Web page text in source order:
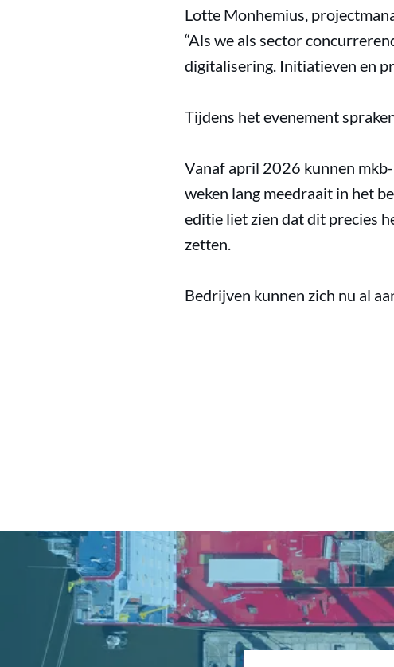
Lotte Monhemius,
“Als we als sector
digitalisering. Initiatieven en
Tijdens het evenement
Vanaf april 2026 kunnen
weken lang meedraait in het
editie liet zien dat dit precies
zetten.
Bedrijven kunnen zich nu al